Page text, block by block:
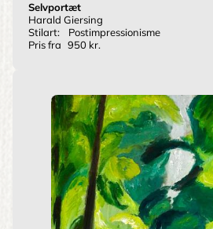
Selvportæt
Harald Giersing
Stilart:
Postimpressionisme
Pris fra 950 kr.